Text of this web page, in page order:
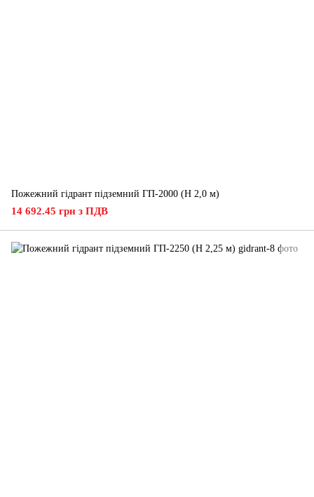
Пожежний гідрант підземний ГП-2000 (H 2,0 м)
14 692.45 грн з ПДВ